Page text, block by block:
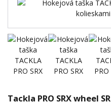
Tackla PRO SRX wheel SR